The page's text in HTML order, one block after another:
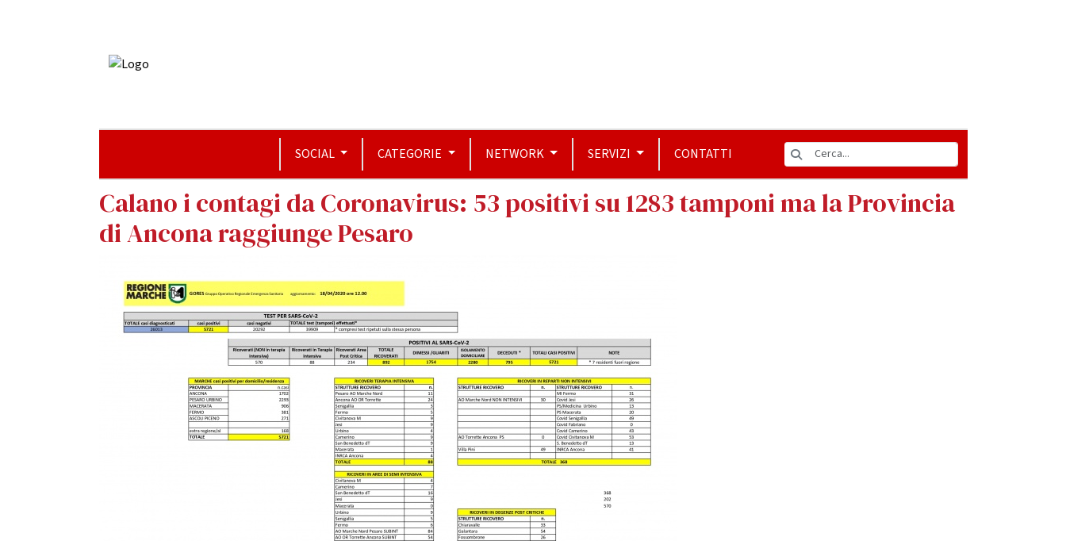
SOCIAL CATEGORIE NETWORK SERVIZI CONTATTI
Calano i contagi da Coronavirus: 53 positivi su 1283 tamponi ma la Provincia
di Ancona raggiunge Pesaro